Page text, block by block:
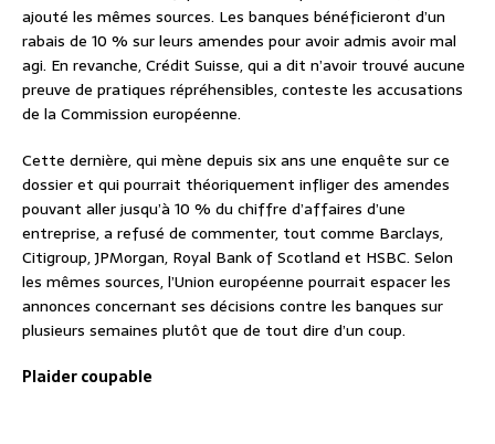
ajouté les mêmes sources. Les banques bénéficieront d’un
rabais de 10 % sur leurs amendes pour avoir admis avoir mal
agi. En revanche, Crédit Suisse, qui a dit n’avoir trouvé aucune
preuve de pratiques répréhensibles, conteste les accusations
de la Commission européenne.
Cette dernière, qui mène depuis six ans une enquête sur ce
dossier et qui pourrait théoriquement infliger des amendes
pouvant aller jusqu’à 10 % du chiffre d’affaires d’une
entreprise, a refusé de commenter, tout comme Barclays,
Citigroup, JPMorgan, Royal Bank of Scotland et HSBC. Selon
les mêmes sources, l’Union européenne pourrait espacer les
annonces concernant ses décisions contre les banques sur
plusieurs semaines plutôt que de tout dire d’un coup.
Plaider coupable